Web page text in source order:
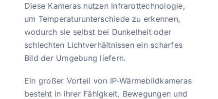
Diese Kameras nutzen Infrarottechnologie,
um Temperaturunterschiede zu erkennen,
wodurch sie selbst bei Dunkelheit oder
schlechten Lichtverhältnissen ein scharfes
Bild der Umgebung liefern.
Ein großer Vorteil von IP-Wärmebildkameras
besteht in ihrer Fähigkeit, Bewegungen und